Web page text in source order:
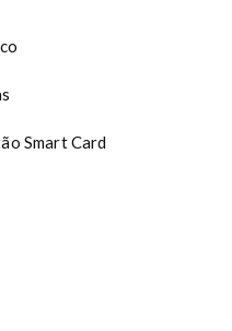
Smart Card